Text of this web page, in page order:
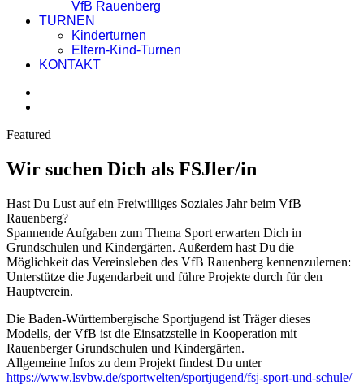
VfB Rauenberg
TURNEN
Kinderturnen
Eltern-Kind-Turnen
KONTAKT
Featured
Wir suchen Dich als FSJler/in
Hast Du Lust auf ein Freiwilliges Soziales Jahr beim VfB
Rauenberg?
Spannende Aufgaben zum Thema Sport erwarten Dich in
Grundschulen und Kindergärten. Außerdem hast Du die
Möglichkeit das Vereinsleben des VfB Rauenberg kennenzulernen:
Unterstütze die Jugendarbeit und führe Projekte durch für den
Hauptverein.
Die Baden-Württembergische Sportjugend ist Träger dieses
Modells, der VfB ist die Einsatzstelle in Kooperation mit
Rauenberger Grundschulen und Kindergärten.
Allgemeine Infos zu dem Projekt findest Du unter
https://www.lsvbw.de/sportwelten/sportjugend/fsj-sport-und-schule/